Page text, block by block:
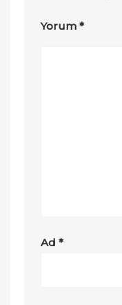
Yorum*
Ad*